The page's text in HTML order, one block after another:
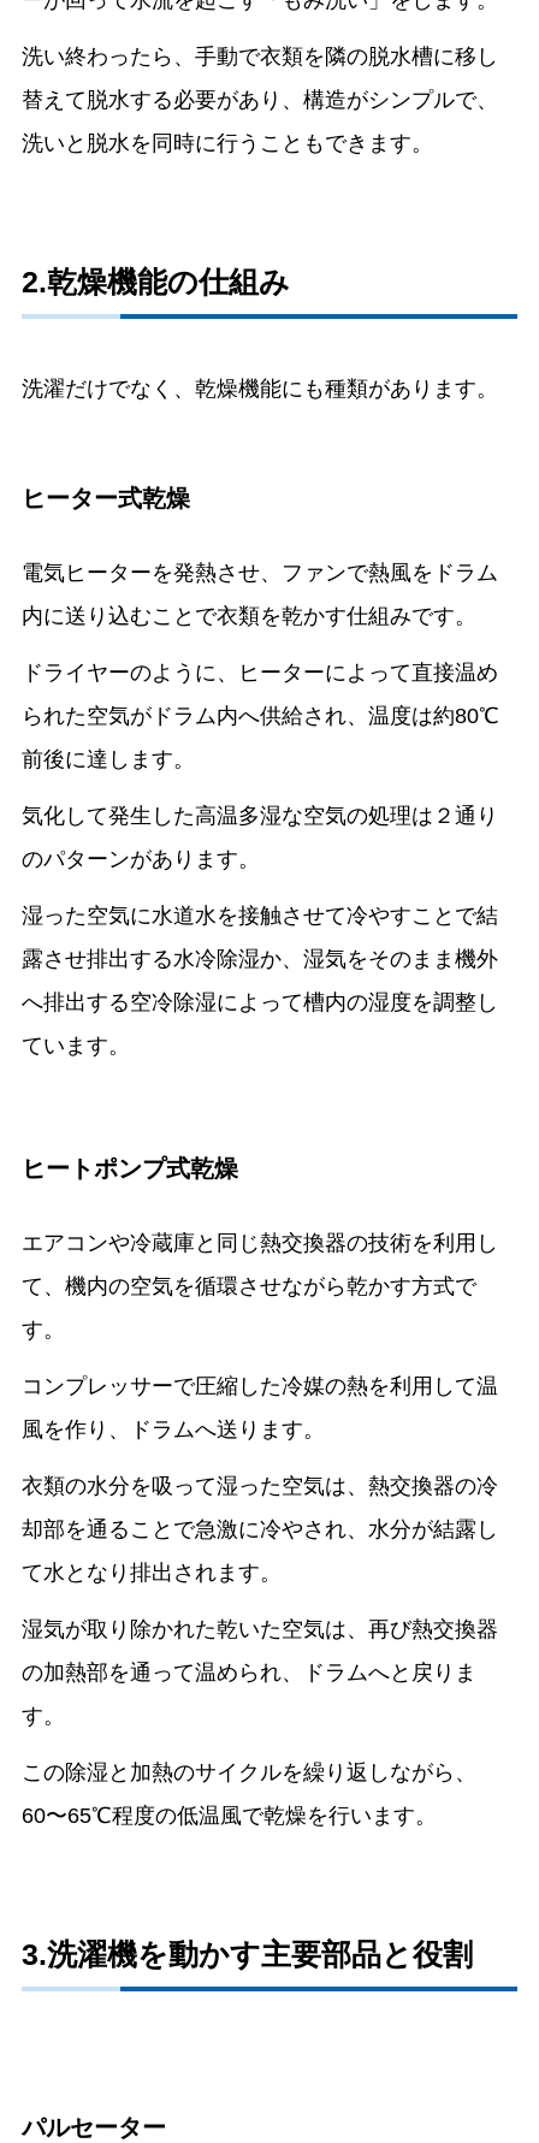
洗い終わったら、手動で衣類を隣の脱水槽に移し
替えて脱水する必要があり、構造がシンプルで、
洗いと脱水を同時に行うこともできます。
2.乾燥機能の仕組み
洗濯だけでなく、乾燥機能にも種類があります。
ヒーター式乾燥
電気ヒーターを発熱させ、ファンで熱風をドラム
内に送り込むことで衣類を乾かす仕組みです。
ドライヤーのように、ヒーターによって直接温め
られた空気がドラム内へ供給され、温度は約80℃
前後に達します。
気化して発生した高温多湿な空気の処理は２通り
のパターンがあります。
湿った空気に水道水を接触させて冷やすことで結
露させ排出する水冷除湿か、湿気をそのまま機外
へ排出する空冷除湿によって槽内の湿度を調整し
ています。
ヒートポンプ式乾燥
エアコンや冷蔵庫と同じ熱交換器の技術を利用し
て、機内の空気を循環させながら乾かす方式で
す。
コンプレッサーで圧縮した冷媒の熱を利用して温
風を作り、ドラムへ送ります。
衣類の水分を吸って湿った空気は、熱交換器の冷
却部を通ることで急激に冷やされ、水分が結露し
て水となり排出されます。
湿気が取り除かれた乾いた空気は、再び熱交換器
の加熱部を通って温められ、ドラムへと戻りま
す。
この除湿と加熱のサイクルを繰り返しながら、
60〜65℃程度の低温風で乾燥を行います。
3.洗濯機を動かす主要部品と役割
パルセーター